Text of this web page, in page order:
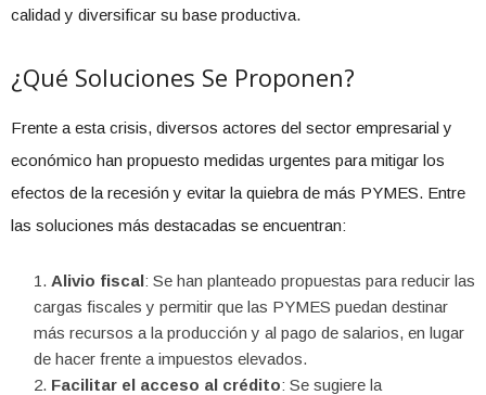
calidad y diversificar su base productiva.
¿Qué Soluciones Se Proponen?
Frente a esta crisis, diversos actores del sector empresarial y
económico han propuesto medidas urgentes para mitigar los
efectos de la recesión y evitar la quiebra de más PYMES. Entre
las soluciones más destacadas se encuentran:
Alivio fiscal: Se han planteado propuestas para reducir las
cargas fiscales y permitir que las PYMES puedan destinar
más recursos a la producción y al pago de salarios, en lugar
de hacer frente a impuestos elevados.
Facilitar el acceso al crédito: Se sugiere la